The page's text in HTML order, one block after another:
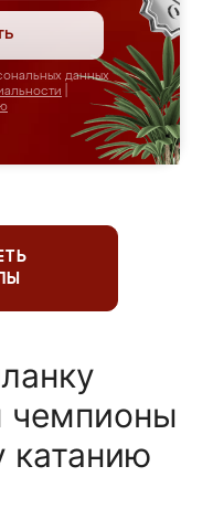
данных
чемпионы
катанию